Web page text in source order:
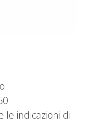
le indicazioni di